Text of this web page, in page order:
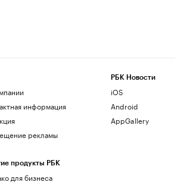
информация
рекламы
продукты РБК
для бизнеса
РБК Новости
iOS
Android
AppGallery